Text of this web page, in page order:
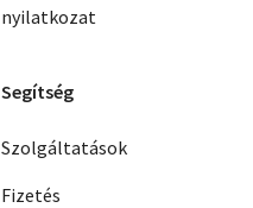
nyilatkozat
Segítség
Szolgáltatások
Fizetés